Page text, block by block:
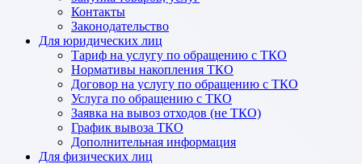
Контакты
Законодательство
Для юридических лиц
Тариф на услугу по обращению с ТКО
Нормативы накопления ТКО
Договор на услугу по обращению с ТКО
Услуга по обращению с ТКО
Заявка на вывоз отходов (не ТКО)
График вывоза ТКО
Дополнительная информация
Для физических лиц